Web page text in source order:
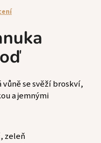
se svěží broskví,
a jemnými
zeleň